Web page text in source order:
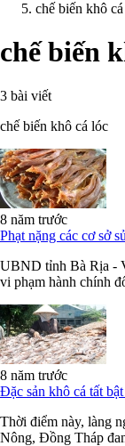
chế biến khô
chế biến
3 bài viết
chế biến khô cá lóc
8 năm trước
Phạt nặng các cơ sở
UBND tỉnh Bà Rịa -
vi phạm hành chính
8 năm trước
Đặc sản khô cá tất
Thời điểm này, làng
Nông, Đồng Tháp